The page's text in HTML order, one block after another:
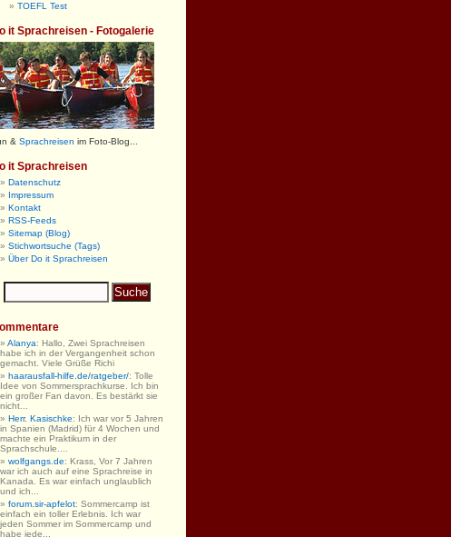
TOEFL Test
it Sprachreisen - Fotogalerie
& Sprachreisen im Foto-Blog...
it Sprachreisen
Datenschutz
Impressum
Kontakt
RSS-Feeds
Sitemap (Blog)
Stichwortsuche (Tags)
Über Do it Sprachreisen
Alanya: Hallo, Zwei Sprachreisen
habe ich in der Vergangenheit schon
gemacht. Viele Grüße Richi
haarausfall-hilfe.de/ratgeber/: Tolle
Idee von Sommersprachkurse. Ich bin
ein großer Fan davon. Es bestärkt sie
nicht...
Herr. Kasischke: Ich war vor 5 Jahren
in Spanien (Madrid) für 4 Wochen und
machte ein Praktikum in der
Sprachschule....
wolfgangs.de: Krass, Vor 7 Jahren
war ich auch auf eine Sprachreise in
Kanada. Es war einfach unglaublich
und ich...
forum.sir-apfelot: Sommercamp ist
einfach ein toller Erlebnis. Ich war
jeden Sommer im Sommercamp und
habe jede...